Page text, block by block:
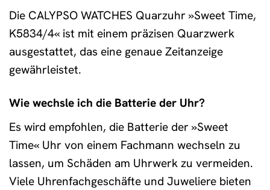
Die CALYPSO WATCHES Quarzuhr »Sweet Time,
K5834/4« ist mit einem präzisen Quarzwerk
ausgestattet, das eine genaue Zeitanzeige
gewährleistet.
Wie wechsle ich die Batterie der Uhr?
Es wird empfohlen, die Batterie der »Sweet
Time« Uhr von einem Fachmann wechseln zu
lassen, um Schäden am Uhrwerk zu vermeiden.
Viele Uhrenfachgeschäfte und Juweliere bieten